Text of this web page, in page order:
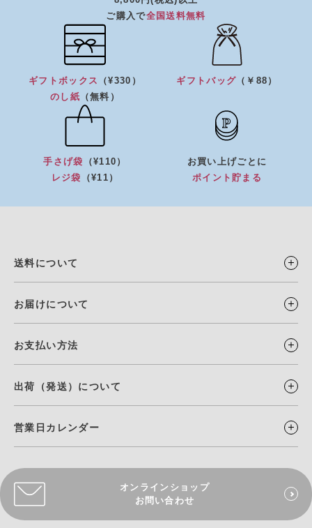
ご購入で全国送料無料
ギフトボックス
（¥330）
のし紙 （無料）
ギフトバッグ （￥88）
手さげ袋
（¥110）
レジ袋
（¥11）
お買い上げごとに
ポイント貯まる
送料について
お届けについて
お支払い方法
出荷（発送）について
営業日カレンダー
オンラインショップ
お問い合わせ